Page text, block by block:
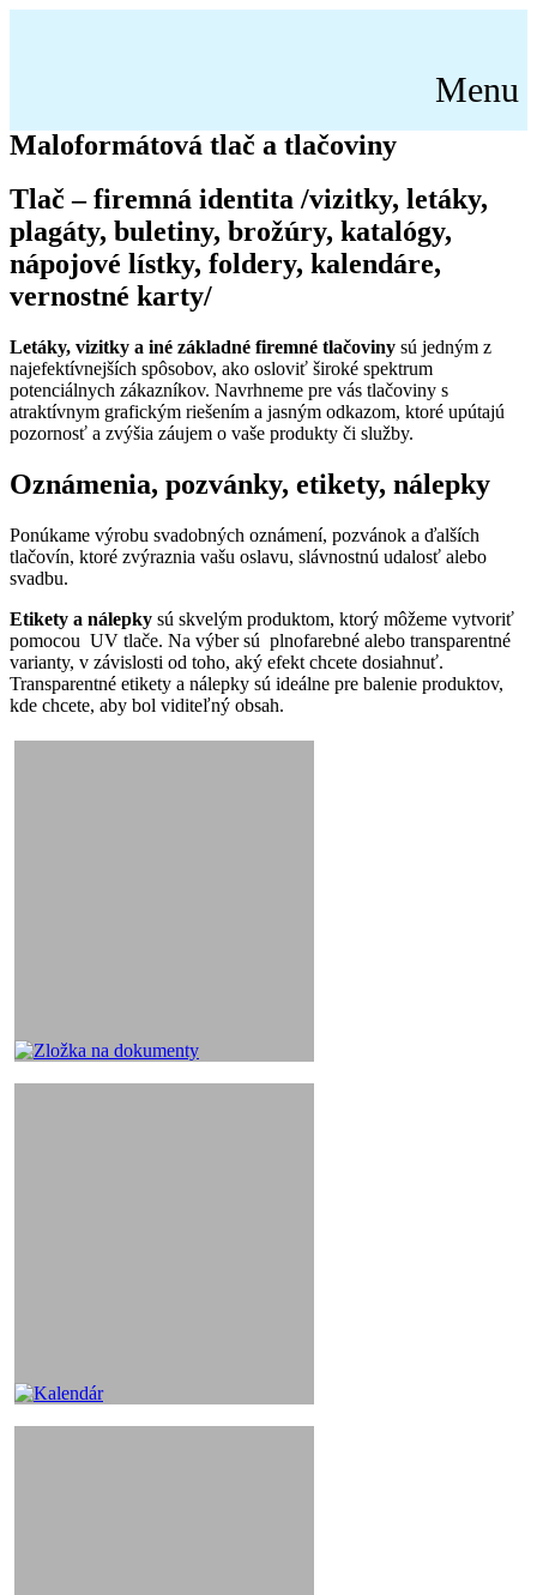
Menu
Maloformátová tlač a tlačoviny
Tlač – firemná identita /vizitky, letáky,
plagáty, buletiny, brožúry, katalógy,
nápojové lístky, foldery, kalendáre,
vernostné karty/
Letáky, vizitky a iné základné firemné tlačoviny sú jedným z
najefektívnejších spôsobov, ako osloviť široké spektrum
potenciálnych zákazníkov. Navrhneme pre vás tlačoviny s
atraktívnym grafickým riešením a jasným odkazom, ktoré upútajú
pozornosť a zvýšia záujem o vaše produkty či služby.
Oznámenia, pozvánky, etikety, nálepky
Ponúkame výrobu svadobných oznámení, pozvánok a ďalších
tlačovín, ktoré zvýraznia vašu oslavu, slávnostnú udalosť alebo
svadbu.
Etikety a nálepky sú skvelým produktom, ktorý môžeme vytvoriť
pomocou UV tlače. Na výber sú plnofarebné alebo transparentné
varianty, v závislosti od toho, aký efekt chcete dosiahnuť.
Transparentné etikety a nálepky sú ideálne pre balenie produktov,
kde chcete, aby bol viditeľný obsah.